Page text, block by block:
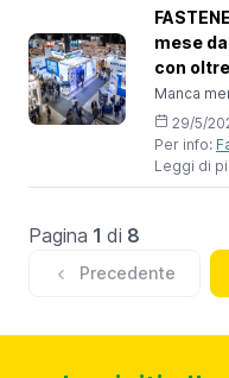
Made in
mese
con
Manca
Fair Italy
edizione
giugno
Bontempi
29/5/
Per info:
Leggi di
Pagina 1 di 8
Precedente